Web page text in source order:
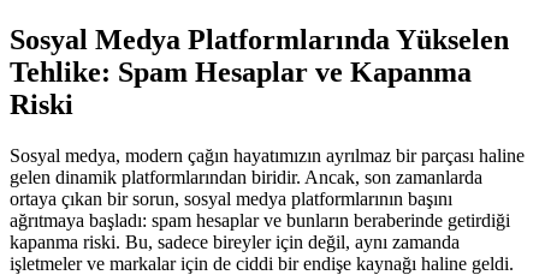
Sosyal Medya Platformlarında Yükselen
Tehlike: Spam Hesaplar ve Kapanma
Riski
Sosyal medya, modern çağın hayatımızın ayrılmaz bir parçası haline
gelen dinamik platformlarından biridir. Ancak, son zamanlarda
ortaya çıkan bir sorun, sosyal medya platformlarının başını
ağrıtmaya başladı: spam hesaplar ve bunların beraberinde getirdiği
kapanma riski. Bu, sadece bireyler için değil, aynı zamanda
işletmeler ve markalar için de ciddi bir endişe kaynağı haline geldi.